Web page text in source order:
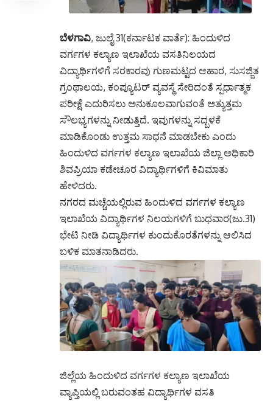
ಬೆಳಗಾವಿ, ಜುಲೈ 31(ಕರ್ನಾಟಕ‌ ವಾರ್ತೆ): ಹಿಂದುಳಿದ
ವರ್ಗಗಳ ಕಲ್ಯಾಣ ಇಲಾಖೆಯ ವಸತಿನಿಲಯದ
ವಿದ್ಯಾರ್ಥಿಗಳಿಗೆ ಸರಕಾರವು ಗುಣಮಟ್ಟದ ಆಹಾರ, ಸುಸಜ್ಜಿತ
ಗ್ರಂಥಾಲಯ, ಕಂಪ್ಯೂಟರ್ ವ್ಯವಸ್ಥೆ ಸೇರಿದಂತೆ ಸ್ಪರ್ಧಾತ್ಮಕ
ಪರೀಕ್ಷೆ ಎದುರಿಸಲು ಅನುಕೂಲವಾಗುವಂತೆ ಅತ್ಯುತ್ತಮ
ಸೌಲಭ್ಯಗಳನ್ನು ನೀಡುತ್ತಿದೆ.‌ ಇವುಗಳನ್ನು ಸದ್ಬಳಕೆ‌
ಮಾಡಿಕೊಂಡು ಉತ್ತಮ ಸಾಧನೆ ಮಾಡಬೇಕು ಎಂದು
ಹಿಂದುಳಿದ ವರ್ಗಗಳ ಕಲ್ಯಾಣ ಇಲಾಖೆಯ ಜಿಲ್ಲಾ ಅಧಿಕಾರಿ
ಶಿವಪ್ರಿಯಾ ಕಡೇಚೂರ ವಿದ್ಯಾರ್ಥಿಗಳಿಗೆ ಕಿವಿಮಾತು
ಹೇಳಿದರು.
ನಗರದ ಮಚ್ಚೆಯಲ್ಲಿರುವ ಹಿಂದುಳಿದ ವರ್ಗಗಳ ಕಲ್ಯಾಣ
ಇಲಾಖೆಯ ವಿದ್ಯಾರ್ಥಿಗಳ ನಿಲಯಗಳಿಗೆ ಬುಧವಾರ(ಜು.31)
ಭೇಟಿ ನೀಡಿ ವಿದ್ಯಾರ್ಥಿಗಳ ಕುಂದುಕೊರತೆಗಳನ್ನು ಆಲಿಸಿದ
ಬಳಿಕ ಮಾತನಾಡಿದರು.
ಜಿಲ್ಲೆಯ ಹಿಂದುಳಿದ ವರ್ಗಗಳ ಕಲ್ಯಾಣ ಇಲಾಖೆಯ
ವ್ಯಾಪ್ತಿಯಲ್ಲಿ ಬರುವಂತಹ ವಿದ್ಯಾರ್ಥಿಗಳ ವಸತಿ